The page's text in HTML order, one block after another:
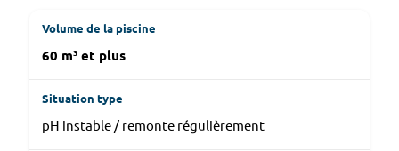
60 m³ et plus
pH instable / remonte régulièrement